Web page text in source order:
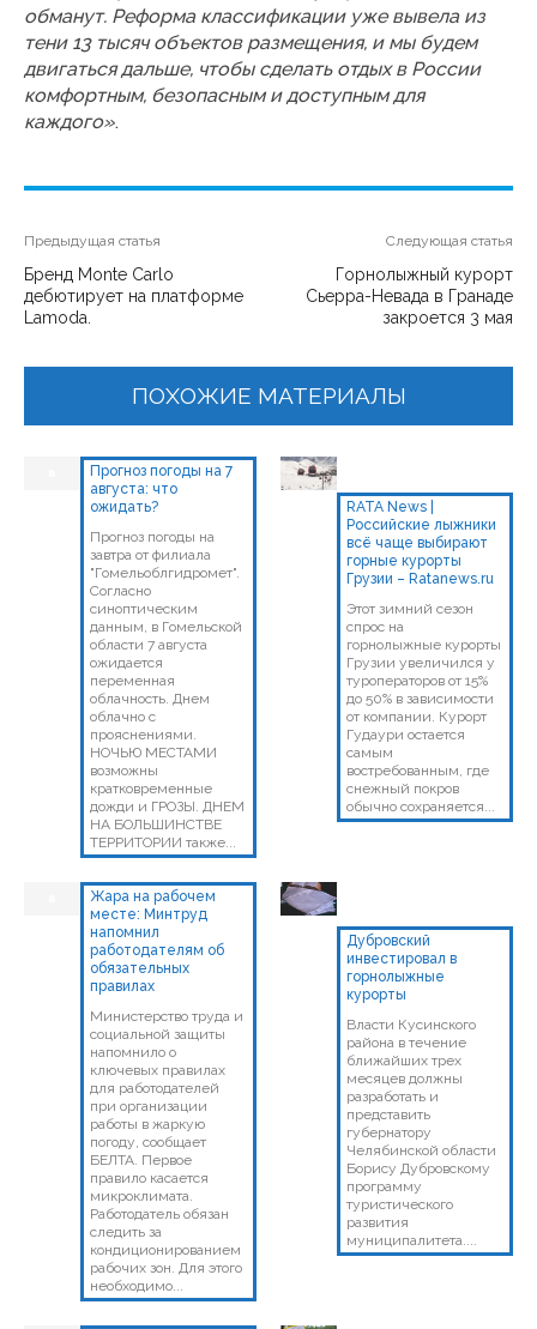
обманут. Реформа классификации уже вывела из
тени 13 тысяч объектов размещения, и мы будем
двигаться дальше, чтобы сделать отдых в России
комфортным, безопасным и доступным для
каждого».
Предыдущая статья
Бренд Monte Carlo
дебютирует на платформе
Lamoda.
Следующая статья
Горнолыжный курорт
Сьерра-Невада в Гранаде
закроется 3 мая
ПОХОЖИЕ МАТЕРИАЛЫ
Прогноз погоды на 7
августа: что
ожидать?
Прогноз погоды на
завтра от филиала
"Гомельоблгидромет".
Согласно
синоптическим
данным, в Гомельской
области 7 августа
ожидается
переменная
облачность. Днем
облачно с
прояснениями.
НОЧЬЮ МЕСТАМИ
возможны
кратковременные
дожди и ГРОЗЫ. ДНЕМ
НА БОЛЬШИНСТВЕ
ТЕРРИТОРИИ также...
RATA News |
Российские лыжники
всё чаще выбирают
горные курорты
Грузии – Ratanews.ru
Этот зимний сезон
спрос на
горнолыжные курорты
Грузии увеличился у
туроператоров от 15%
до 50% в зависимости
от компании. Курорт
Гудаури остается
самым
востребованным, где
снежный покров
обычно сохраняется...
Жара на рабочем
месте: Минтруд
напомнил
работодателям об
обязательных
правилах
Министерство труда и
социальной защиты
напомнило о
ключевых правилах
для работодателей
при организации
работы в жаркую
погоду, сообщает
БЕЛТА. Первое
правило касается
микроклимата.
Работодатель обязан
следить за
кондиционированием
рабочих зон. Для этого
необходимо...
Дубровский
инвестировал в
горнолыжные
курорты
Власти Кусинского
района в течение
ближайших трех
месяцев должны
разработать и
представить
губернатору
Челябинской области
Борису Дубровскому
программу
туристического
развития
муниципалитета....